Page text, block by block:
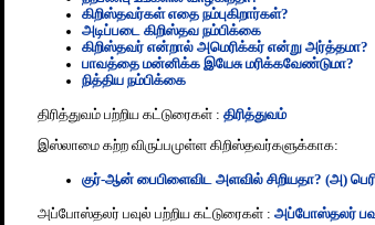
கிறிஸ்தவர்கள் எதை நம்புகிறார்கள்?
அடிப்படை கிறிஸ்தவ ந‌ம்பிக்கை
கிறிஸ்தவர் என்றால் அமெரிக்கர் என்று அர்த்தமா?
பாவத்தை மன்னிக்க இயேசு மரிக்கவேண்டுமா?
நித்திய நம்பிக்கை
திரித்துவம் பற்றிய கட்டுரைகள் : திரித்துவம்
இஸ்லாமை கற்ற விருப்பமுள்ள கிறிஸ்தவர்களுக்காக:
குர்-ஆன் பைபிளைவிட அளவில் சிறியதா? (அ)
அப்போஸ்தலர் பவுல் பற்றிய கட்டுரைகள் : அப்போஸ்தலர்